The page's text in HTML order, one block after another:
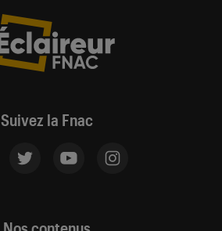
Suivez la Fnac